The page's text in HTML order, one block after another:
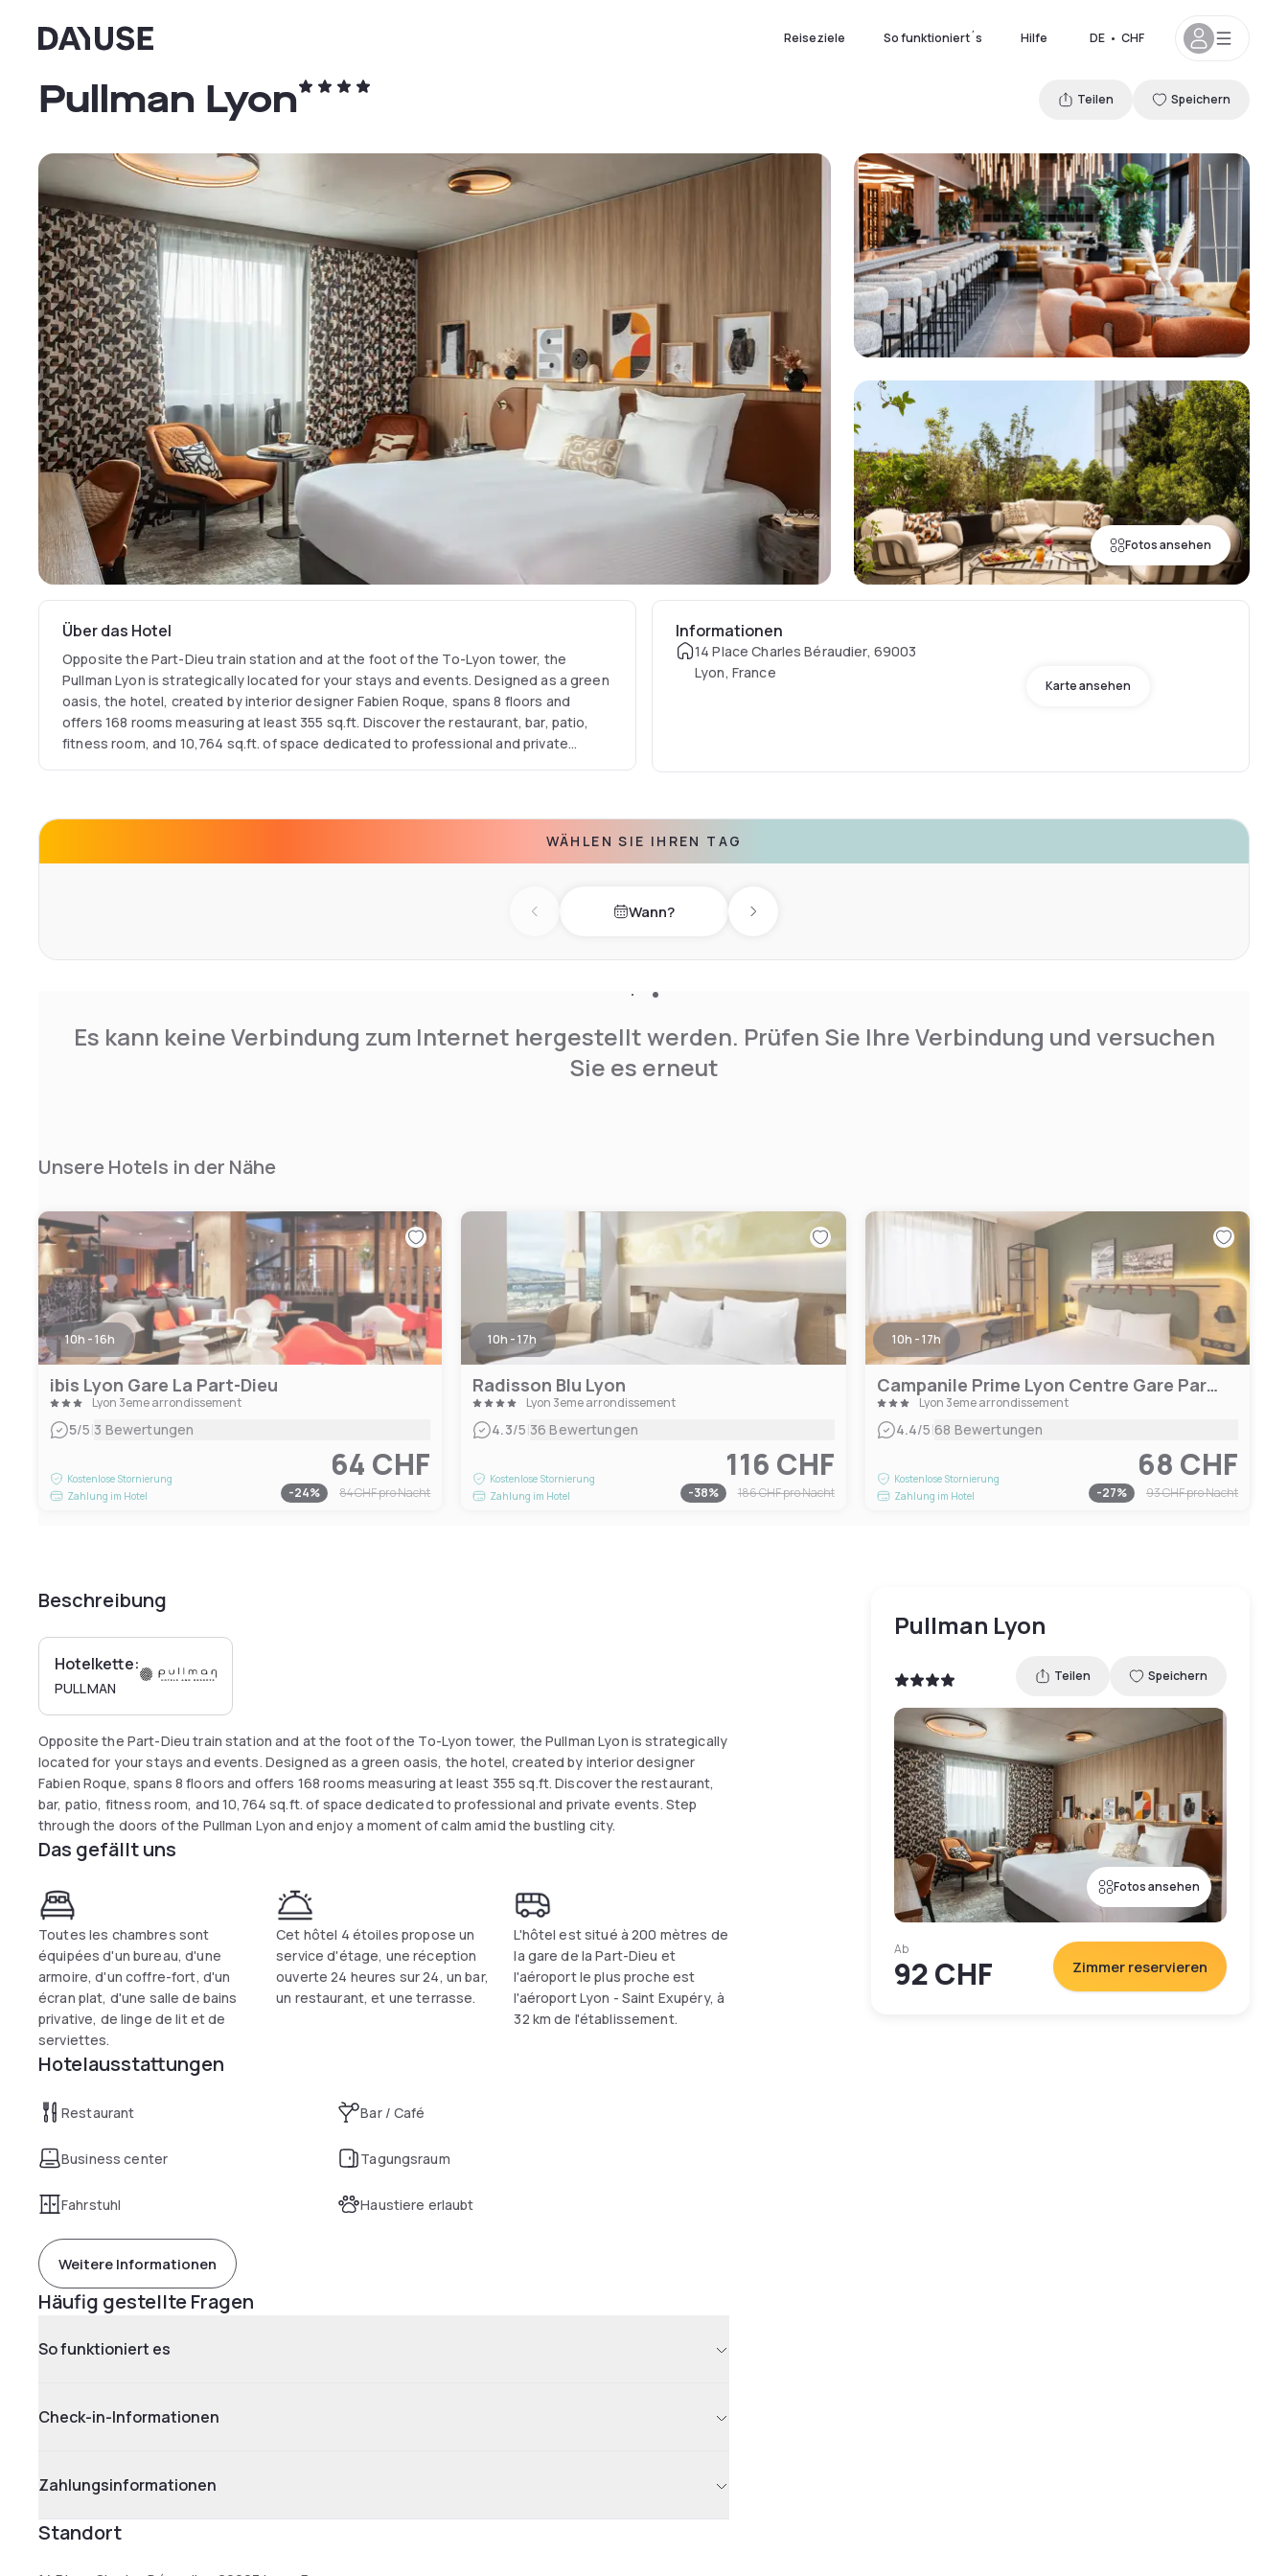
Dayuse Reiseziele So funktioniert´s Hilfe DE • CHF
Fotos ansehen
Pullman Lyon Teilen Speichern
Über das Hotel
Opposite the Part-Dieu train station and at the foot of the To-Lyon tower, the
Pullman Lyon is strategically located for your stays and events. Designed as a green
oasis, the hotel, created by interior designer Fabien Roque, spans 8 floors and
offers 168 rooms measuring at least 355 sq.ft. Discover the restaurant, bar, patio,
fitness room, and 10,764 sq.ft. of space dedicated to professional and private
Informationen
14 Place Charles Béraudier, 69003
Lyon, France
Karte ansehen
WÄHLEN SIE IHREN TAG
Previous day Wann? Next day
Es kann keine Verbindung zum Internet hergestellt werden. Prüfen Sie Ihre Verbindung und versuchen
Sie es erneut
Unsere Hotels in der Nähe
10h - 16h
ibis Lyon Gare La Part-Dieu
Lyon 3eme arrondissement
5/5|3 Bewertungen
Kostenlose Stornierung
Zahlung im Hotel
64 CHF
-24% 84 CHFpro Nacht
10h - 17h
Radisson Blu Lyon
Lyon 3eme arrondissement
4.3/5|36 Bewertungen
Kostenlose Stornierung
Zahlung im Hotel
116 CHF
-38% 186 CHFpro Nacht
10h - 17h
Campanile Prime Lyon Centre Gare Part-Dieu
Lyon 3eme arrondissement
4.4/5|68 Bewertungen
Kostenlose Stornierung
Zahlung im Hotel
68 CHF
-27% 93 CHFpro Nacht
Beschreibung
Hotelkette:
PULLMAN
Opposite the Part-Dieu train station and at the foot of the To-Lyon tower, the Pullman Lyon is strategically
located for your stays and events. Designed as a green oasis, the hotel, created by interior designer
Fabien Roque, spans 8 floors and offers 168 rooms measuring at least 355 sq.ft. Discover the restaurant,
bar, patio, fitness room, and 10,764 sq.ft. of space dedicated to professional and private events. Step
through the doors of the Pullman Lyon and enjoy a moment of calm amid the bustling city.
Das gefällt uns
Toutes les chambres sont
équipées d'un bureau, d'une
armoire, d'un coffre-fort, d'un
écran plat, d'une salle de bains
privative, de linge de lit et de
serviettes.
Cet hôtel 4 étoiles propose un
service d'étage, une réception
ouverte 24 heures sur 24, un bar,
un restaurant, et une terrasse.
L'hôtel est situé à 200 mètres de
la gare de la Part-Dieu et
l'aéroport le plus proche est
l'aéroport Lyon - Saint Exupéry, à
32 km de l'établissement.
Hotelausstattungen
Restaurant Bar / Café
Business center Tagungsraum
Fahrstuhl Haustiere erlaubt
Weitere Informationen
Häufig gestellte Fragen
So funktioniert es
Check-in-Informationen
Zahlungsinformationen
Standort
Pullman Lyon
Teilen Speichern
Fotos ansehen
Ab
92 CHF Zimmer reservieren